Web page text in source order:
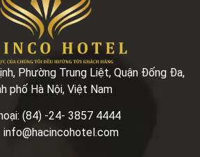
Phường Trung Liệt, Quận Đống Đa,
phố Hà Nội, Việt Nam
(84) -24- 3857 4444
info@hacincohotel.com